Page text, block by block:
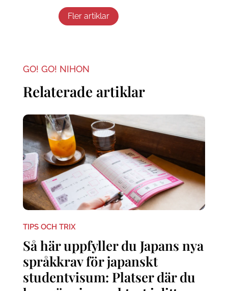
Fler artiklar
GO! GO! NIHON
Relaterade artiklar
TIPS OCH TRIX
Så här uppfyller du Japans nya
språkkrav för japanskt
studentvisum: Platser där du